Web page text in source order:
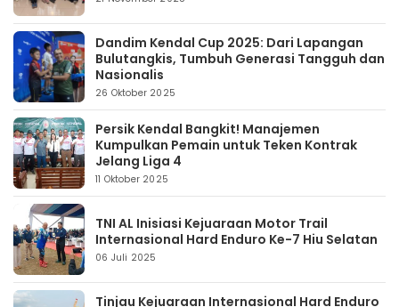
Dandim Kendal Cup 2025: Dari Lapangan
Bulutangkis, Tumbuh Generasi Tangguh dan
Nasionalis
26 Oktober 2025
Persik Kendal Bangkit! Manajemen
Kumpulkan Pemain untuk Teken Kontrak
Jelang Liga 4
11 Oktober 2025
TNI AL Inisiasi Kejuaraan Motor Trail
Internasional Hard Enduro Ke-7 Hiu Selatan
06 Juli 2025
Tinjau Kejuaraan Internasional Hard Enduro